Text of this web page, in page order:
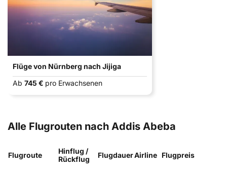
Flüge von Nürnberg nach Jijiga
Ab 745 € pro Erwachsenen
Alle Flugrouten nach Addis Abeba
Flugroute
Hinflug /
Rückflug
FlugdauerAirline Flugpreis